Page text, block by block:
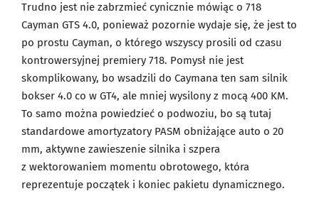
Trudno jest nie zabrzmieć cynicznie mówiąc o 718
Cayman GTS 4.0, ponieważ pozornie wydaje się, że jest to
po prostu Cayman, o którego wszyscy prosili od czasu
kontrowersyjnej premiery 718. Pomysł nie jest
skomplikowany, bo wsadzili do Caymana ten sam silnik
bokser 4.0 co w GT4, ale mniej wysilony z mocą 400 KM.
To samo można powiedzieć o podwoziu, bo są tutaj
standardowe amortyzatory PASM obniżające auto o 20
mm, aktywne zawieszenie silnika i szpera
z wektorowaniem momentu obrotowego, która
reprezentuje początek i koniec pakietu dynamicznego.